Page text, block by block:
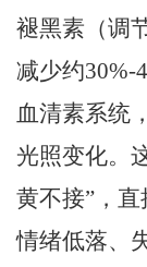
褪黑素（调
减少约30%-
血清素系统
光照变化。
黄不接”，
情绪低落、